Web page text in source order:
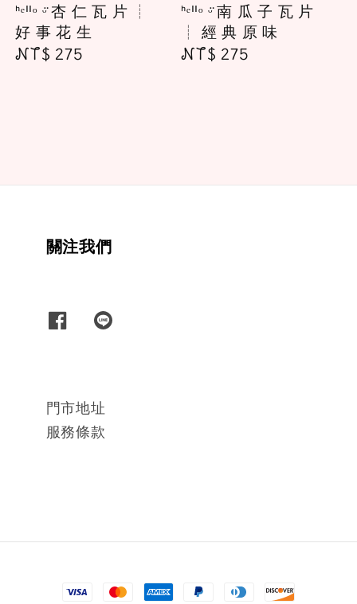
ᑋᵉᑊᑊᵒ ᵕ̈ 杏 仁 瓦 片 ┊
好 事 花 生
Regular
NT$ 275
ᑋᵉᑊᑊᵒ ᵕ̈ 南 瓜 子 瓦 片
┊ 經 典 原 味
Regular
NT$ 275
關注我們
門市地址
服務條款